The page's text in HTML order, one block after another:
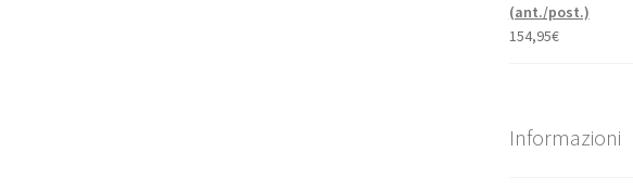
(ant./post.)
154,95€
Informazioni